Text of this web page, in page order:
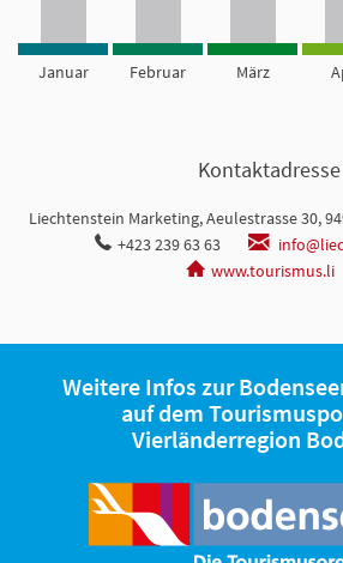
Januar Februar März
Kontaktadresse
Liechtenstein Marketing, Aeulestrasse 30,
+423 239 63 63
www.tourismus.li
Weitere Infos zur
auf dem
Vierländerregion